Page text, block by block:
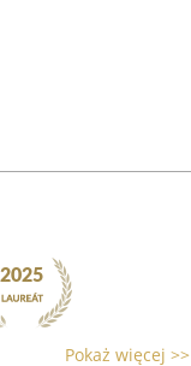
Pokaż więcej >>